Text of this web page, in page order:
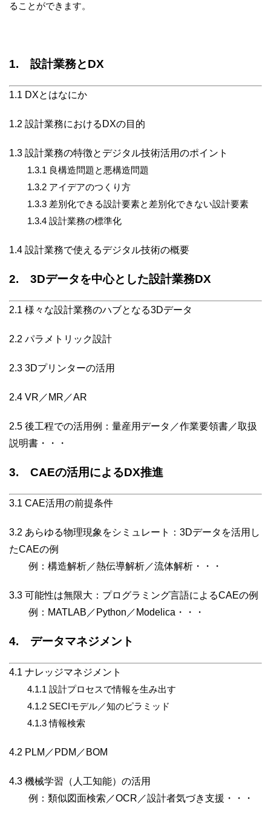
ることができます。
1. 設計業務とDX
1.1 DXとはなにか
1.2 設計業務におけるDXの目的
1.3 設計業務の特徴とデジタル技術活用のポイント
1.3.1 良構造問題と悪構造問題
1.3.2 アイデアのつくり方
1.3.3 差別化できる設計要素と差別化できない設計要素
1.3.4 設計業務の標準化
1.4 設計業務で使えるデジタル技術の概要
2. 3Dデータを中心とした設計業務DX
2.1 様々な設計業務のハブとなる3Dデータ
2.2 パラメトリック設計
2.3 3Dプリンターの活用
2.4 VR／MR／AR
2.5 後工程での活用例：量産用データ／作業要領書／取扱
説明書・・・
3. CAEの活用によるDX推進
3.1 CAE活用の前提条件
3.2 あらゆる物理現象をシミュレート：3Dデータを活用し
たCAEの例
例：構造解析／熱伝導解析／流体解析・・・
3.3 可能性は無限大：プログラミング言語によるCAEの例
例：MATLAB／Python／Modelica・・・
4. データマネジメント
4.1 ナレッジマネジメント
4.1.1 設計プロセスで情報を生み出す
4.1.2 SECIモデル／知のピラミッド
4.1.3 情報検索
4.2 PLM／PDM／BOM
4.3 機械学習（人工知能）の活用
例：類似図面検索／OCR／設計者気づき支援・・・